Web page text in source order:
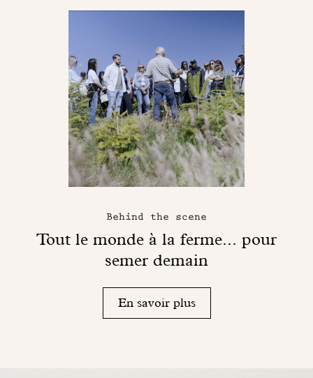
Behind the scene
Tout le monde à la ferme... pour
semer demain
En savoir plus